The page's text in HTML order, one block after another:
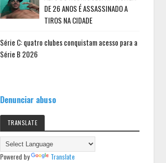
DE 26 ANOS É ASSASSINADO A
TIROS NA CIDADE
Série C: quatro clubes conquistam acesso para a
Série B 2026
Denunciar abuso
TRANSLATE
Powered by Translate